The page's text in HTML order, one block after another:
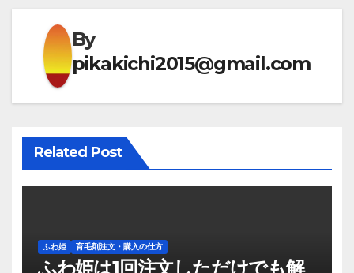
ゲ
ー
シ
ョ
ン
By
pikakichi2015@gmail.com
Related Post
ふわ姫 育毛剤注文・購入の仕方
ふわ姫は1回注文しただけでも解